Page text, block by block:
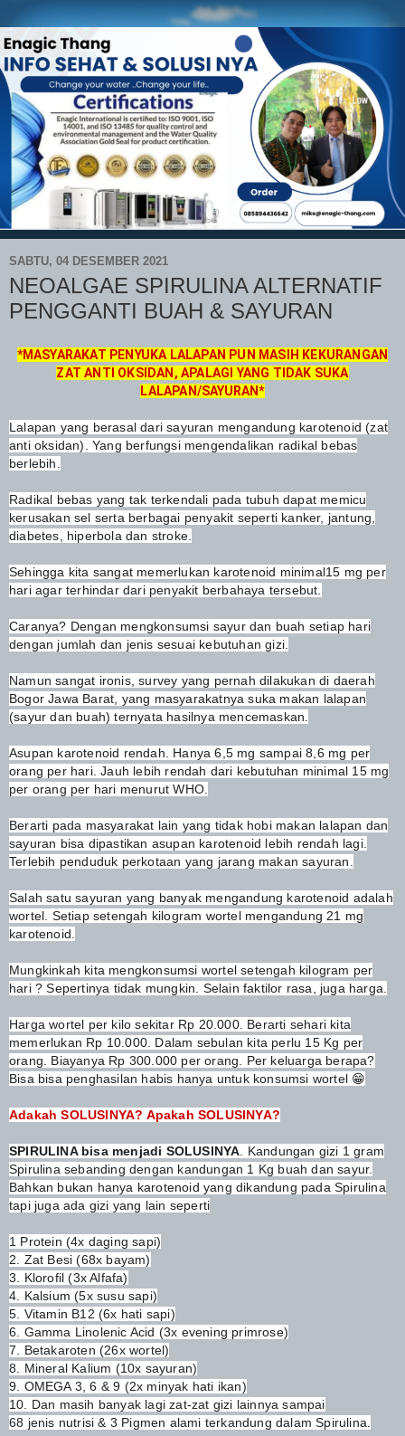
SABTU, 04 DESEMBER 2021
NEOALGAE SPIRULINA ALTERNATIF
PENGGANTI BUAH & SAYURAN
*MASYARAKAT PENYUKA LALAPAN PUN MASIH KEKURANGAN
ZAT ANTI OKSIDAN, APALAGI YANG TIDAK SUKA
LALAPAN/SAYURAN*
Lalapan yang berasal dari sayuran mengandung karotenoid (zat
anti oksidan). Yang berfungsi mengendalikan radikal bebas
berlebih.
Radikal bebas yang tak terkendali pada tubuh dapat memicu
kerusakan sel serta berbagai penyakit seperti kanker, jantung,
diabetes, hiperbola dan stroke.
Sehingga kita sangat memerlukan karotenoid minimal15 mg per
hari agar terhindar dari penyakit berbahaya tersebut.
Caranya? Dengan mengkonsumsi sayur dan buah setiap hari
dengan jumlah dan jenis sesuai kebutuhan gizi.
Namun sangat ironis, survey yang pernah dilakukan di daerah
Bogor Jawa Barat, yang masyarakatnya suka makan lalapan
(sayur dan buah) ternyata hasilnya mencemaskan.
Asupan karotenoid rendah. Hanya 6,5 mg sampai 8,6 mg per
orang per hari. Jauh lebih rendah dari kebutuhan minimal 15 mg
per orang per hari menurut WHO.
Berarti pada masyarakat lain yang tidak hobi makan lalapan dan
sayuran bisa dipastikan asupan karotenoid lebih rendah lagi.
Terlebih penduduk perkotaan yang jarang makan sayuran.
Salah satu sayuran yang banyak mengandung karotenoid adalah
wortel. Setiap setengah kilogram wortel mengandung 21 mg
karotenoid.
Mungkinkah kita mengkonsumsi wortel setengah kilogram per
hari ? Sepertinya tidak mungkin. Selain faktilor rasa, juga harga.
Harga wortel per kilo sekitar Rp 20.000. Berarti sehari kita
memerlukan Rp 10.000. Dalam sebulan kita perlu 15 Kg per
orang. Biayanya Rp 300.000 per orang. Per keluarga berapa?
Bisa bisa penghasilan habis hanya untuk konsumsi wortel 😁
Adakah SOLUSINYA? Apakah SOLUSINYA?
SPIRULINA bisa menjadi SOLUSINYA . Kandungan gizi 1 gram
Spirulina sebanding dengan kandungan 1 Kg buah dan sayur.
Bahkan bukan hanya karotenoid yang dikandung pada Spirulina
tapi juga ada gizi yang lain seperti
1 Protein (4x daging sapi)
2. Zat Besi (68x bayam)
3. Klorofil (3x Alfafa)
4. Kalsium (5x susu sapi)
5. Vitamin B12 (6x hati sapi)
6. Gamma Linolenic Acid (3x evening primrose)
7. Betakaroten (26x wortel)
8. Mineral Kalium (10x sayuran)
9. OMEGA 3, 6 & 9 (2x minyak hati ikan)
10. Dan masih banyak lagi zat-zat gizi lainnya sampai
68 jenis nutrisi & 3 Pigmen alami terkandung dalam Spirulina.